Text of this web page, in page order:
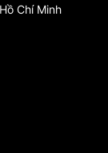
Chí Minh